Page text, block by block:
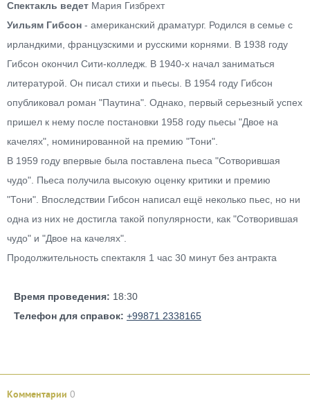
Спектакль ведет Мария Гизбрехт
Уильям Гибсон - американский драматург. Родился в семье с
ирландкими, французскими и русскими корнями. В 1938 году
Гибсон окончил Сити-колледж. В 1940-х начал заниматься
литературой. Он писал стихи и пьесы. В 1954 году Гибсон
опубликовал роман "Паутина". Однако, первый серьезный успех
пришел к нему после постановки 1958 году пьесы "Двое на
качелях", номинированной на премию "Тони".
В 1959 году впервые была поставлена пьеса "Сотворившая
чудо". Пьеса получила высокую оценку критики и премию
"Тони". Впоследствии Гибсон написал ещё неколько пьес, но ни
одна из них не достигла такой популярности, как "Сотворившая
чудо" и "Двое на качелях".
Продолжительность спектакля 1 час 30 минут без антракта
Время проведения: 18:30
Телефон для справок: +99871 2338165
Комментарии 0